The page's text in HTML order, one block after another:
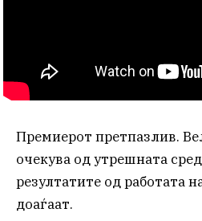
Премиерот претпазлив.
очекува од утрешната
резултатите од работата
доаѓаат.